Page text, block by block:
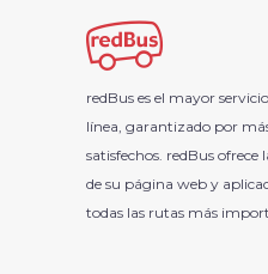
redBus es el mayor
línea, garantizado por
satisfechos. redBus ofrece
de su página web y
todas las rutas más